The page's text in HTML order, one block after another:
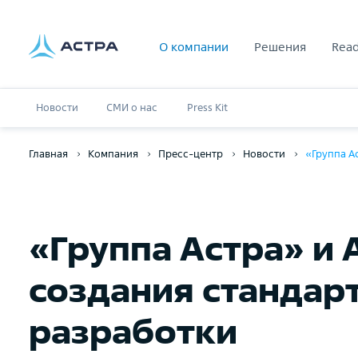
О компании Решения
Новости СМИ о нас Press Kit
Главная Компания Пресс-центр Новости «Группа
«Группа Астра» и
создания
разработки